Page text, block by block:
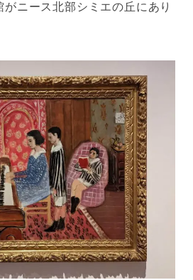
ニース北部シミエの丘にあり